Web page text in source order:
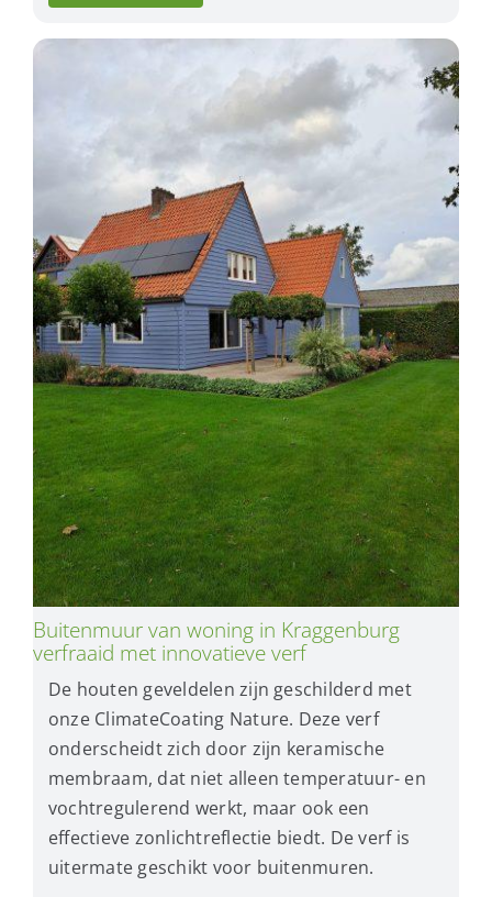
Buitenmuur van woning in Kraggenburg
verfraaid met innovatieve verf
De houten geveldelen zijn geschilderd met
onze ClimateCoating Nature. Deze verf
onderscheidt zich door zijn keramische
membraam, dat niet alleen temperatuur- en
vochtregulerend werkt, maar ook een
effectieve zonlichtreflectie biedt. De verf is
uitermate geschikt voor buitenmuren.